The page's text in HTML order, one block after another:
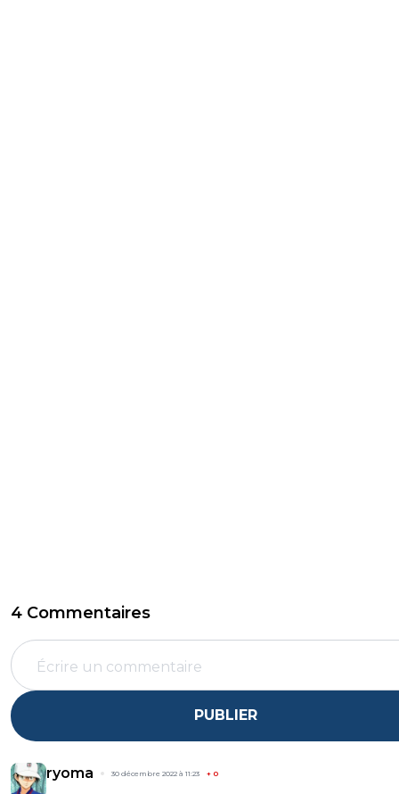
4 Commentaires
PUBLIER
ryoma 30 décembre 2022 à 11:23 + 0